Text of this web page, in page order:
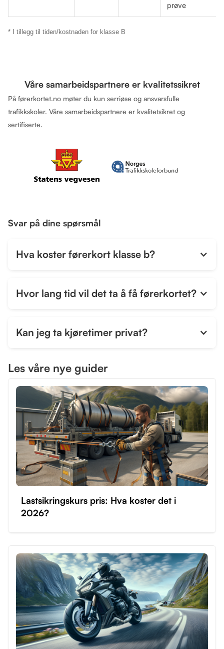
prøve
* I tillegg til tiden/kostnaden for klasse B
Våre samarbeidspartnere er kvalitetssikret
På førerkortet.no møter du kun serriøse og ansvarsfulle
trafikkskoler. Våre samarbeidspartnere er kvalitetsikret og
sertifiserte.
Svar på dine spørsmål
Hva koster førerkort klasse b?
Hvor lang tid vil det ta å få førerkortet?
Kan jeg ta kjøretimer privat?
Les våre nye guider
Lastsikringskurs pris: Hva koster det i
2026?